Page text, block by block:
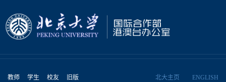
教师 学生 校友 旧版 北大主页 ENGLISH